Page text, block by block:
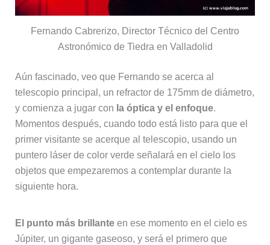
Fernando Cabrerizo, Director Técnico del Centro
Astronómico de Tiedra en Valladolid
Aún fascinado, veo que Fernando se acerca al
telescopio principal, un refractor de 175mm de diámetro,
y comienza a jugar con la óptica y el enfoque.
Momentos después, cuando todo está listo para que el
primer visitante se acerque al telescopio, usando un
puntero láser de color verde señalará en el cielo los
objetos que empezaremos a contemplar durante la
siguiente hora.
El punto más brillanteen ese momento en el cielo es
Júpiter, un gigante gaseoso, y será el primero que